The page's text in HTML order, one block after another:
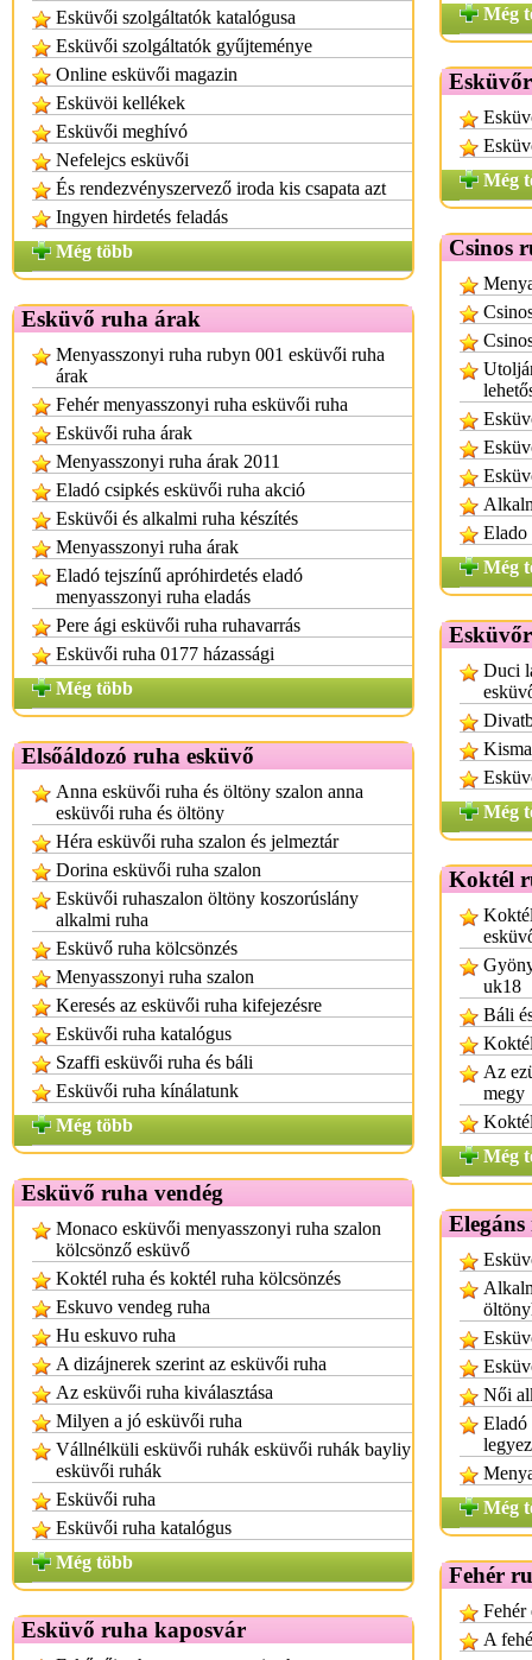
Esküvői szolgáltatók katalógusa
Esküvői szolgáltatók gyűjteménye
Online esküvői magazin
Esküvöi kellékek
Esküvői meghívó
Nefelejcs esküvői
És rendezvényszervező iroda kis csapata azt
Ingyen hirdetés feladás
Még több
Esküvő ruha árak
Menyasszonyi ruha rubyn 001 esküvői ruha
árak
Fehér menyasszonyi ruha esküvői ruha
Esküvői ruha árak
Menyasszonyi ruha árak 2011
Eladó csipkés esküvői ruha akció
Esküvői és alkalmi ruha készítés
Menyasszonyi ruha árak
Eladó tejszínű apróhirdetés eladó
menyasszonyi ruha eladás
Pere ági esküvői ruha ruhavarrás
Esküvői ruha 0177 házassági
Még több
Elsőáldozó ruha esküvő
Anna esküvői ruha és öltöny szalon anna
esküvői ruha és öltöny
Héra esküvői ruha szalon és jelmeztár
Dorina esküvői ruha szalon
Esküvői ruhaszalon öltöny koszorúslány
alkalmi ruha
Esküvő ruha kölcsönzés
Menyasszonyi ruha szalon
Keresés az esküvői ruha kifejezésre
Esküvői ruha katalógus
Szaffi esküvői ruha és báli
Esküvői ruha kínálatunk
Még több
Esküvő ruha vendég
Monaco esküvői menyasszonyi ruha szalon
kölcsönző esküvő
Koktél ruha és koktél ruha kölcsönzés
Eskuvo vendeg ruha
Hu eskuvo ruha
A dizájnerek szerint az esküvői ruha
Az esküvői ruha kiválasztása
Milyen a jó esküvői ruha
Vállnélküli esküvői ruhák esküvői ruhák bayliy
esküvői ruhák
Esküvői ruha
Esküvői ruha katalógus
Még több
Esküvő ruha kaposvár
Még
Még
Csinos
Elado
Még
Duci
Még
Koktél
uk18
Báli
Az
megy
Még
Női
Eladó
Még
Fehér
Fehér
A